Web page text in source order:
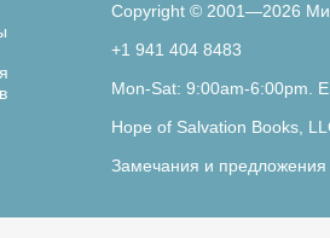
Copyright © 2001—2026
+1 941 404 8483
Mon-Sat: 9:00am-6:00pm.
Hope of Salvation Books,
Замечания и предложения